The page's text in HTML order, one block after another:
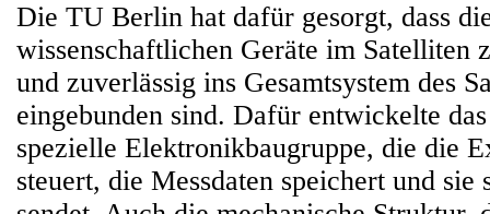
Die TU Berlin hat dafür gesorgt, dass
wissenschaftlichen Geräte im Satelliten
und zuverlässig ins Gesamtsystem des
eingebunden sind. Dafür entwickelte
spezielle Elektronikbaugruppe, die die
steuert, die Messdaten speichert und sie